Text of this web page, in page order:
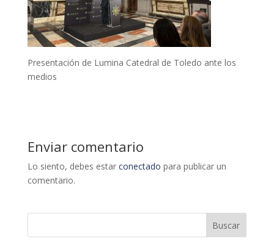
Presentación de Lumina Catedral de Toledo ante los
medios
Enviar comentario
Lo siento, debes estar conectado para publicar un
comentario.